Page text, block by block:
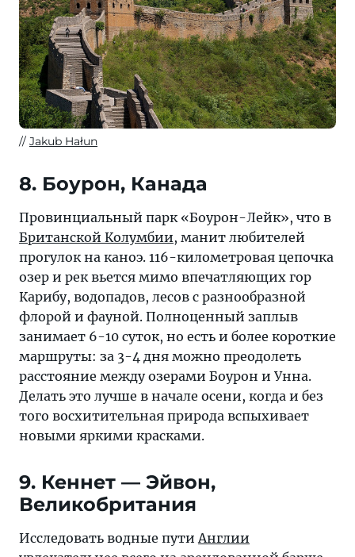
Jakub Hałun
8. Боурон, Канада
Провинциальный парк «Боурон-Лейк», что в
Британской Колумбии, манит любителей
прогулок на каноэ. 116-километровая цепочка
озер и рек вьется мимо впечатляющих гор
Карибу, водопадов, лесов с разнообразной
флорой и фауной. Полноценный заплыв
занимает 6-10 суток, но есть и более короткие
маршруты: за 3-4 дня можно преодолеть
расстояние между озерами Боурон и Унна.
Делать это лучше в начале осени, когда и без
того восхитительная природа вспыхивает
новыми яркими красками.
9. Кеннет — Эйвон,
Великобритания
Исследовать водные пути Англии